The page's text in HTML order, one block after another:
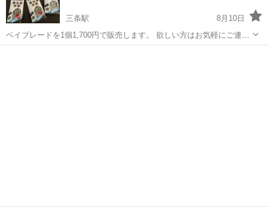
三条駅
8月10日
ベイブレードを1個1,700円で販売します。 欲しい方はお気軽にご連絡
ください。 よろしくお願いいたします。